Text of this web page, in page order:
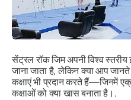
सेंट्रल रॉक जिम अपनी विश्व
जाना जाता है, लेकिन क्या आप
कक्षाएं भी प्रदान करते हैं—जिनमें
कक्षाओं को क्या खास बनाता है।.